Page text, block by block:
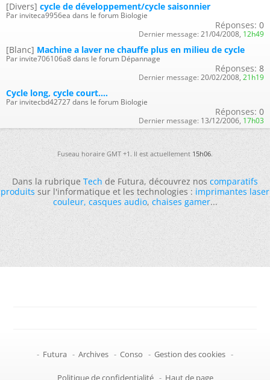
[Divers] cycle de développement/cycle saisonnier
Par inviteca9956ea dans le forum Biologie
Réponses: 0
Dernier message: 21/04/2008, 12h49
[Blanc] Machine a laver ne chauffe plus en milieu de cycle
Par invite706106a8 dans le forum Dépannage
Réponses: 8
Dernier message: 20/02/2008, 21h19
Cycle long, cycle court....
Par invitecbd42727 dans le forum Biologie
Réponses: 0
Dernier message: 13/12/2006, 17h03
Fuseau horaire GMT +1. Il est actuellement15h06.
Dans la rubriqueTechde Futura, découvrez noscomparatifs
produitssur l'informatique et les technologies :imprimantes laser
couleur,casques audio,chaises gamer...
- Futura - Archives - Conso - Gestion des cookies -
Politique de confidentialité - Haut de page